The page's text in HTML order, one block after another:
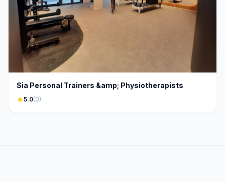
Sia Personal Trainers &amp; Physiotherapists
star5.0(0)